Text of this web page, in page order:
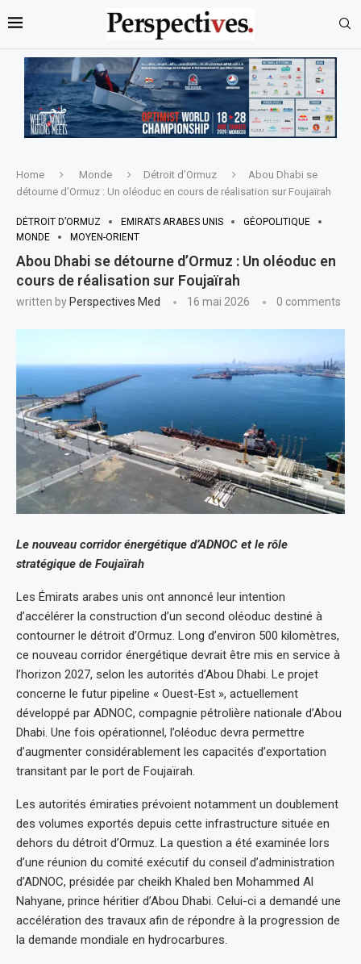
Home Monde Détroit d’Ormuz
Abou Dhabi se
détourne d’Ormuz : Un oléoduc en cours de réalisation sur Foujaïrah
DÉTROIT D’ORMUZ EMIRATS ARABES UNIS
GÉOPOLITIQUE
MONDE
MOYEN-ORIENT
Abou Dhabi se détourne d’Ormuz : Un oléoduc en
cours de réalisation sur Foujaïrah
written by Perspectives Med 16 mai 2026 0 comments
Le nouveau corridor énergétique d’ADNOC et le rôle
stratégique de Foujaïrah
Les Émirats arabes unis ont annoncé leur intention
d’accélérer la construction d’un second oléoduc destiné à
contourner le détroit d’Ormuz. Long d’environ 500 kilomètres,
ce nouveau corridor énergétique devrait être mis en service à
l’horizon 2027, selon les autorités d’Abou Dhabi. Le projet
concerne le futur pipeline « Ouest-Est », actuellement
développé par ADNOC, compagnie pétrolière nationale d’Abou
Dhabi. Une fois opérationnel, l’oléoduc devra permettre
d’augmenter considérablement les capacités d’exportation
transitant par le port de Foujaïrah.
Les autorités émiraties prévoient notamment un doublement
des volumes exportés depuis cette infrastructure située en
dehors du détroit d’Ormuz. La question a été examinée lors
d’une réunion du comité exécutif du conseil d’administration
d’ADNOC, présidée par cheikh Khaled ben Mohammed Al
Nahyane, prince héritier d’Abou Dhabi. Celui-ci a demandé une
accélération des travaux afin de répondre à la progression de
la demande mondiale en hydrocarbures.